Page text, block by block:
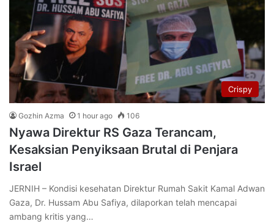
Crispy
Gozhin Azma 1 hour ago 106
Nyawa Direktur RS Gaza Terancam,
Kesaksian Penyiksaan Brutal di Penjara
Israel
JERNIH – Kondisi kesehatan Direktur Rumah Sakit Kamal Adwan
Gaza, Dr. Hussam Abu Safiya, dilaporkan telah mencapai
ambang kritis yang…